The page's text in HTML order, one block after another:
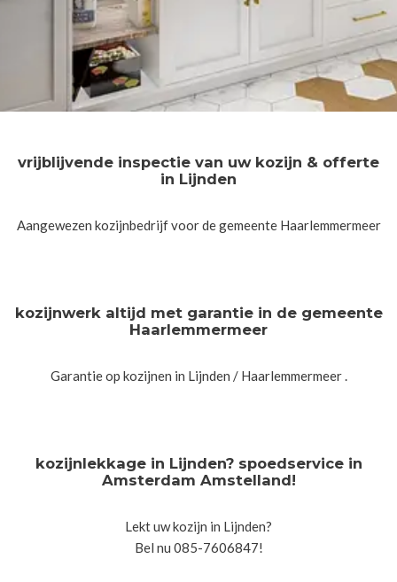
vrijblijvende inspectie van uw kozijn & offerte
in Lijnden
Aangewezen kozijnbedrijf voor de gemeente Haarlemmermeer
kozijnwerk altijd met garantie in de gemeente
Haarlemmermeer
Garantie op kozijnen in Lijnden / Haarlemmermeer .
kozijnlekkage in Lijnden? spoedservice in
Amsterdam Amstelland!
Lekt uw kozijn in Lijnden?
Bel nu 085-7606847!